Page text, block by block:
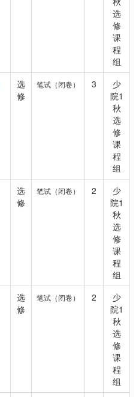
选
修
课
程
组
选
修
笔试（闭卷） 3
少
院1
秋
选
修
课
程
组
选
修
笔试（闭卷） 2
少
院1
秋
选
修
课
程
组
选
修
笔试（闭卷） 2
少
院1
秋
选
修
课
程
组